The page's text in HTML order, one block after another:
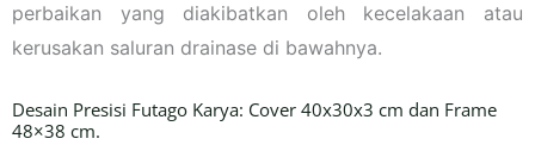
perbaikan yang diakibatkan oleh kecelakaan atau
kerusakan saluran drainase di bawahnya.
Desain Presisi Futago Karya: Cover 40x30x3 cm dan Frame
48×38 cm.